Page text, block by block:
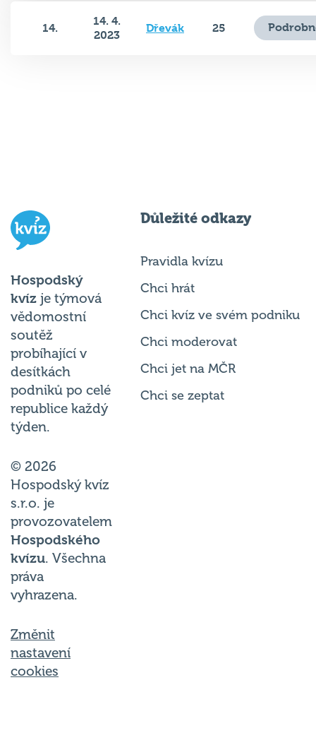
14.
14. 4.
2023
Dřevák 25
Hospodský
kvíz je týmová
vědomostní
soutěž
probíhající v
desítkách
podniků po celé
republice každý
týden.
© 2026
Hospodský kvíz
s.r.o. je
provozovatelem
Hospodského
kvízu. Všechna
práva
vyhrazena.
Změnit
nastavení
cookies
Důležité odkazy
Pravidla kvízu
Chci hrát
Chci kvíz ve svém podniku
Chci moderovat
Chci jet na MČR
Chci se zeptat